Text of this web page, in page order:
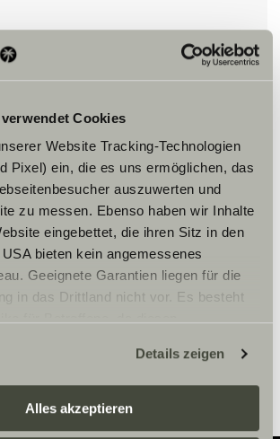
Cookies
Website Tracking-Technologien
Pixel) ein, die es uns ermöglichen, das
auszuwerten und
zu messen. Ebenso haben wir Inhalte
eingebettet, die ihren Sitz in den
bieten kein angemessenes
Geeignete Garantien liegen für die
in das Drittland nicht vor. Es besteht
Dienstleister können Daten für
und mit anderen Daten
Weitere Informationen finden Sie hier:
Details zeigen
Alles akzeptieren
9H-12H ET 14H-18H30
li zobrazit obsah, přijměte
soubory cookie.
souborů cookie